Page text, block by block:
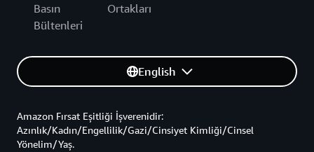
Basın
Bültenleri
Ortakları
English
Amazon Fırsat Eşitliği İşverenidir:
Azınlık/Kadın/Engellilik/Gazi/Cinsiyet Kimliği/Cinsel
Yönelim/Yaş.